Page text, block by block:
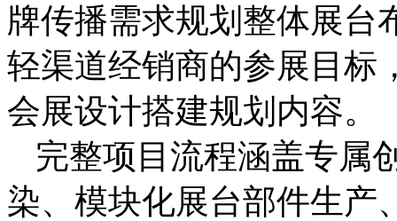
牌传播需求规划整体展台
轻渠道经销商的参展目标
会展设计搭建规划内容。
完整项目流程涵盖专属
染、模块化展台部件生产